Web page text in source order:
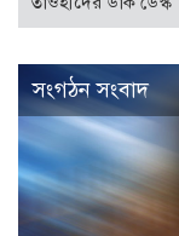
সংগঠন সংবাদ